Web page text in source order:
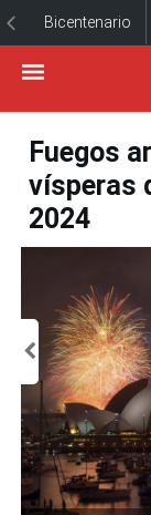
Bicentenario
Fuegos
vísperas
2024